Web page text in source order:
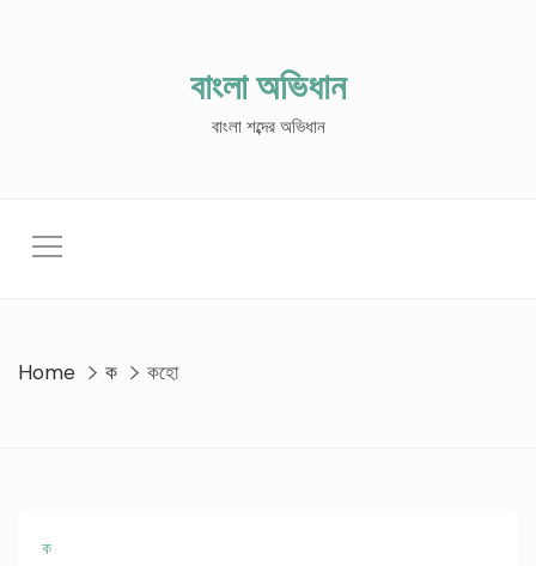
বাংলা অভিধান
বাংলা শব্দের অভিধান
Home ক কহো
ক